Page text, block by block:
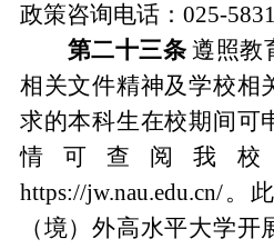
政策咨询电话： 025-
第二十三条 遵照教
相关文件精神及学校相
求的本科生在校期间可
情可查阅我
https://jw.nau.edu.cn/。
（境）外高水平大学开